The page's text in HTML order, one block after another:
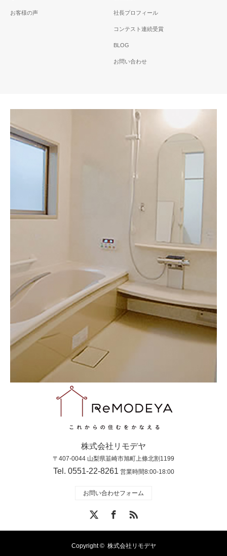
お客様の声 社長プロフィール
コンテスト連続受賞
BLOG
お問い合わせ
株式会社リモデヤ
〒407-0044 山梨県韮崎市旭町上條北割1199
Tel. 0551-22-8261 営業時間8:00-18:00
お問い合わせフォーム
RSS
Copyright © 株式会社リモデヤ